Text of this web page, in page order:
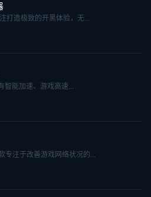
打造极致的开黑体验，无...
能加速、游戏高速...
专注于改善游戏网络状况的...